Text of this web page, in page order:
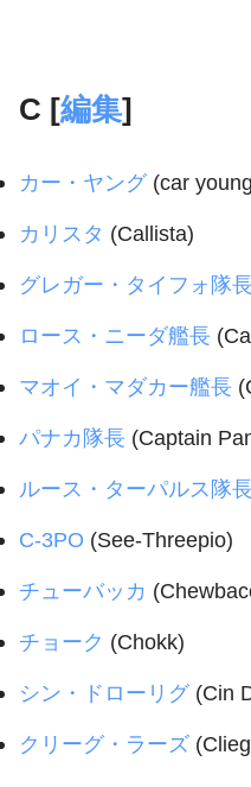
C [編集]
カー・ヤング(car
カリスタ (Callista)
グレガー・タイフォ隊
ロース・ニーダ艦長
マオイ・マダカー艦長
パナカ隊長 (Captain
ルース・ターパルス隊
C-3PO (See-Threepio)
チューバッカ
チョーク (Chokk)
シン・ドローリグ(Cin
クリーグ・ラーズ